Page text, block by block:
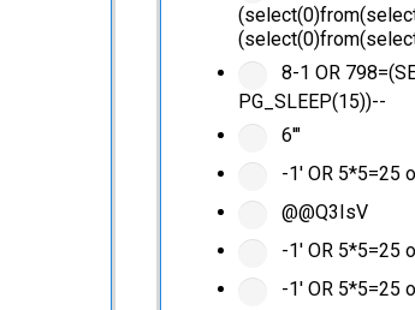
8-1 OR
PG_SLEEP(15))--
6'"
-1' OR 5*5=25
@@Q3IsV
-1' OR 5*5=25
-1' OR 5*5=25